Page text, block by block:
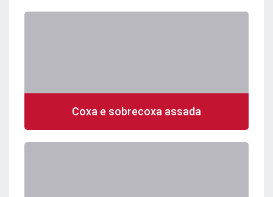
Coxa e sobrecoxa assada